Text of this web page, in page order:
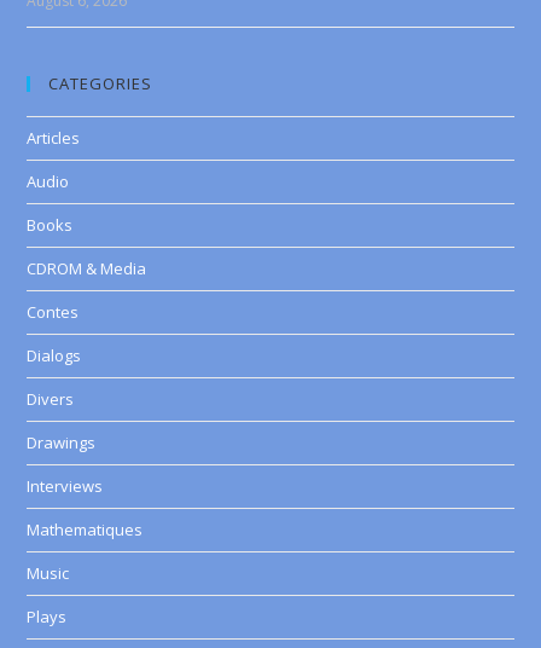
CATEGORIES
Articles
Audio
Books
CDROM & Media
Contes
Dialogs
Divers
Drawings
Interviews
Mathematiques
Music
Plays